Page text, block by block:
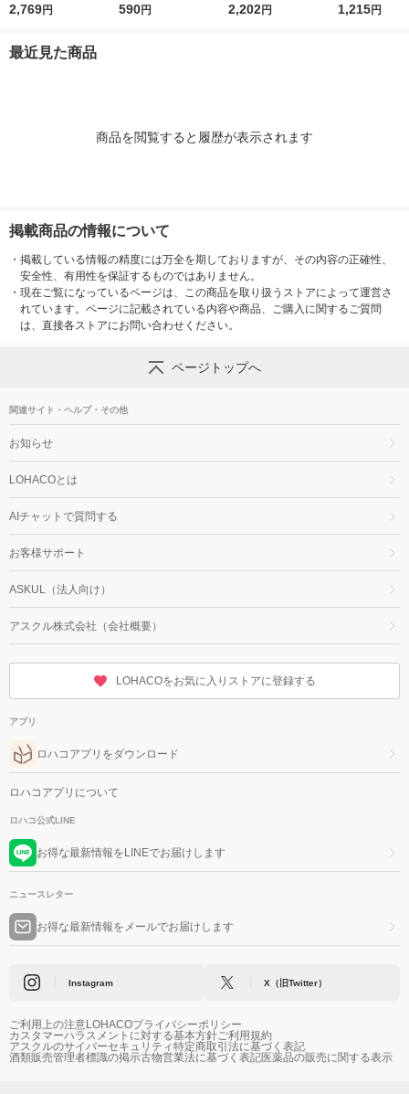
015501 1個
2,769円
1本
590円
イバー用 SFKSN-P2S
2,202円
個
1,215円
最近見た商品
商品を閲覧すると履歴が表示されます
掲載商品の情報について
・ 掲載している情報の精度には万全を期しておりますが、その内容の正確性、
安全性、有用性を保証するものではありません。
・ 現在ご覧になっているページは、この商品を取り扱うストアによって運営さ
れています。ページに記載されている内容や商品、ご購入に関するご質問
は、直接各ストアにお問い合わせください。
ページトップへ
関連サイト・ヘルプ・その他
お知らせ
LOHACOとは
AIチャットで質問する
お客様サポート
ASKUL（法人向け）
アスクル株式会社（会社概要）
LOHACOをお気に入りストアに登録する
アプリ
ロハコアプリをダウンロード
ロハコアプリについて
ロハコ公式LINE
お得な最新情報をLINEでお届けします
ニュースレター
お得な最新情報をメールでお届けします
Instagram X（旧Twitter）
ご利用上の注意LOHACOプライバシーポリシー
カスタマーハラスメントに対する基本方針ご利用規約
アスクルのサイバーセキュリティ特定商取引法に基づく表記
酒類販売管理者標識の掲示古物営業法に基づく表記医薬品の販売に関する表示